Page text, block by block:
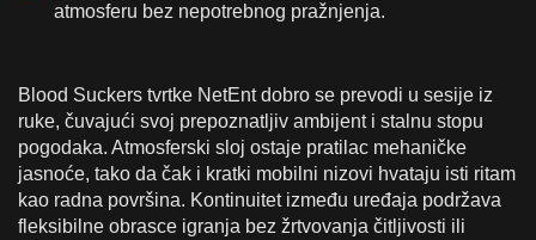
atmosferu bez nepotrebnog pražnjenja.
Blood Suckers tvrtke NetEnt dobro se prevodi u sesije iz
ruke, čuvajući svoj prepoznatljiv ambijent i stalnu stopu
pogodaka. Atmosferski sloj ostaje pratilac mehaničke
jasnoće, tako da čak i kratki mobilni nizovi hvataju isti ritam
kao radna površina. Kontinuitet između uređaja podržava
fleksibilne obrasce igranja bez žrtvovanja čitljivosti ili